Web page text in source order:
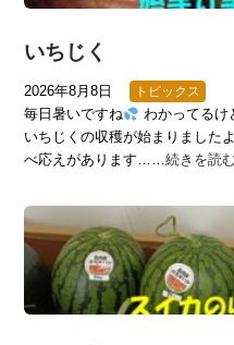
いちじく
2026年8月8日 トピックス
毎日暑いですね
わかってるけ
いちじくの収穫が始まりました
べ応えがあります……続きを読む